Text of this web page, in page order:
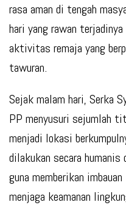
rasa aman di tengah
hari yang rawan
aktivitas remaja yang
tawuran.
Sejak malam hari, Serka
PP menyusuri sejumlah
menjadi lokasi
dilakukan secara humanis
guna memberikan
menjaga keamanan